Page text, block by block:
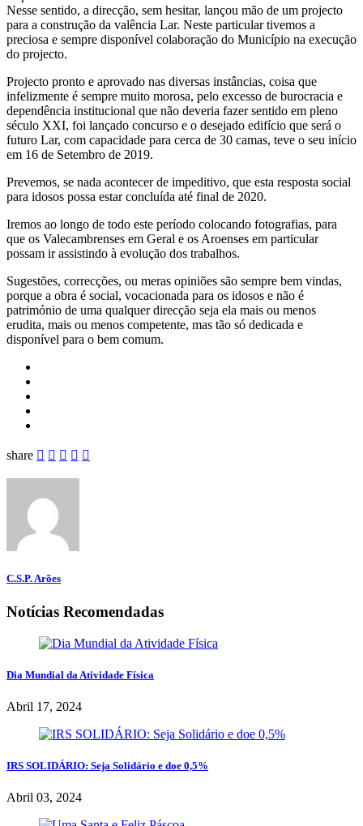
Nesse sentido, a direcção, sem hesitar, lançou mão de um projecto
para a construção da valência Lar. Neste particular tivemos a
preciosa e sempre disponível colaboração do Município na execução
do projecto.
Projecto pronto e aprovado nas diversas instâncias, coisa que
infelizmente é sempre muito morosa, pelo excesso de burocracia e
dependência institucional que não deveria fazer sentido em pleno
século XXI, foi lançado concurso e o desejado edifício que será o
futuro Lar, com capacidade para cerca de 30 camas, teve o seu início
em 16 de Setembro de 2019.
Prevemos, se nada acontecer de impeditivo, que esta resposta social
para idosos possa estar concluída até final de 2020.
Iremos ao longo de todo este período colocando fotografias, para
que os Valecambrenses em Geral e os Aroenses em particular
possam ir assistindo à evolução dos trabalhos.
Sugestões, correcções, ou meras opiniões são sempre bem vindas,
porque a obra é social, vocacionada para os idosos e não é
património de uma qualquer direcção seja ela mais ou menos
erudita, mais ou menos competente, mas tão só dedicada e
disponível para o bem comum.
share
C.S.P. Arões
Notícias Recomendadas
Dia Mundial da Atividade Física
Abril 17, 2024
IRS SOLIDÁRIO: Seja Solidário e doe 0,5%
Abril 03, 2024